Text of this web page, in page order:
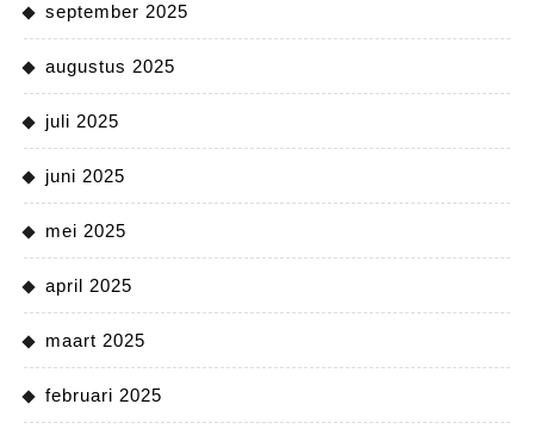
september 2025
augustus 2025
juli 2025
juni 2025
mei 2025
april 2025
maart 2025
februari 2025